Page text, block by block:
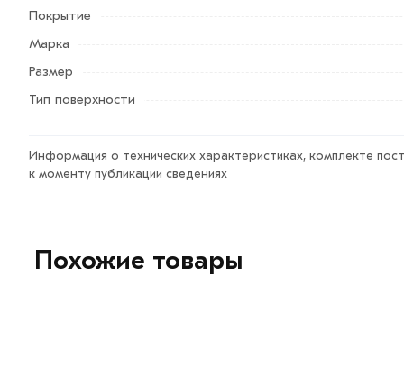
Данний товар от производителя сертифицирован,
Покрытие
Марка
Размер
Тип поверхности
Информация о технических характеристиках, комплекте
к моменту публикации сведениях
Похожие товары